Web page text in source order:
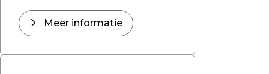
Meer informatie